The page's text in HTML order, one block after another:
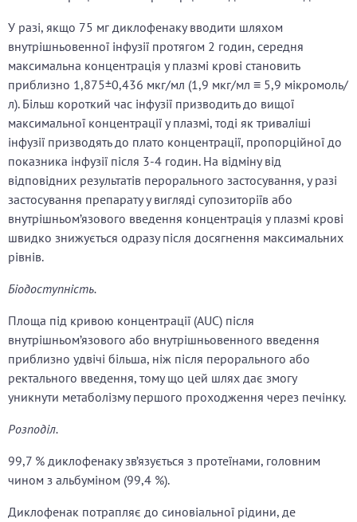
У разі, якщо 75 мг диклофенаку вводити шляхом
внутрішньовенної інфузії протягом 2 годин, середня
максимальна концентрація у плазмі крові становить
приблизно 1,875±0,436 мкг/мл (1,9 мкг/мл ≡ 5,9 мікромоль/
л). Більш короткий час інфузії призводить до вищої
максимальної концентрації у плазмі, тоді як триваліші
інфузії призводять до плато концентрації, пропорційної до
показника інфузії після 3-4 годин. На відміну від
відповідних результатів перорального застосування, у разі
застосування препарату у вигляді супозиторіїв або
внутрішньом’язового введення концентрація у плазмі крові
швидко знижується одразу після досягнення максимальних
рівнів.
Біодоступність.
Площа під кривою концентрації (AUC) після
внутрішньом’язового або внутрішньовенного введення
приблизно удвічі більша, ніж після перорального або
ректального введення, тому що цей шлях дає змогу
уникнути метаболізму першого проходження через печінку.
Розподіл.
99,7 % диклофенаку зв’язується з протеїнами, головним
чином з альбуміном (99,4 %).
Диклофенак потрапляє до синовіальної рідини, де